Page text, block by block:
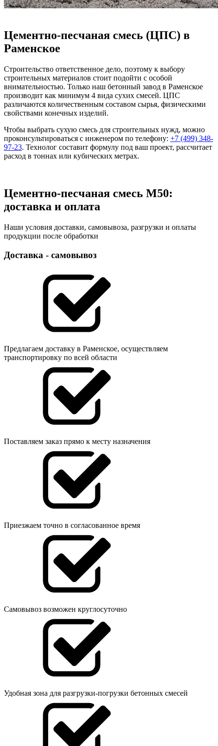
Цементно-песчаная смесь (ЦПС) в
Раменское
Строительство ответственное дело, поэтому к выбору
строительных материалов стоит подойти с особой
внимательностью. Только наш бетонный завод в Раменское
производит как минимум 4 вида сухих смесей. ЦПС
различаются количественным составом сырья, физическими
свойствами конечных изделий.
Чтобы выбрать сухую смесь для строительных нужд, можно
проконсультироваться с инженером по телефону: +7 (499) 348-
97-23. Технолог составит формулу под ваш проект, рассчитает
расход в тоннах или кубических метрах.
Цементно-песчаная смесь М50:
доставка и оплата
Наши условия доставки, самовывоза, разгрузки и оплаты
продукции после обработки
Доставка - самовывоз
Предлагаем доставку в Раменское, осуществляем
транспортировку по всей области
Поставляем заказ прямо к месту назначения
Приезжаем точно в согласованное время
Самовывоз возможен круглосуточно
Удобная зона для разгрузки-погрузки бетонных смесей